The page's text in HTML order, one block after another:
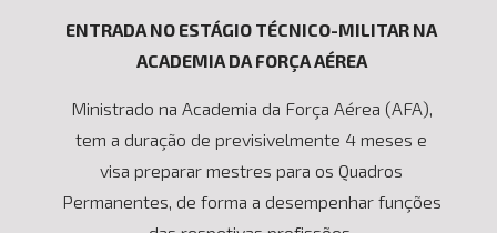
ENTRADA NO ESTÁGIO TÉCNICO-MILITAR NA
ACADEMIA DA FORÇA AÉREA
Ministrado na Academia da Força Aérea (AFA),
tem a duração de previsivelmente 4 meses e
visa preparar mestres para os Quadros
Permanentes, de forma a desempenhar funções